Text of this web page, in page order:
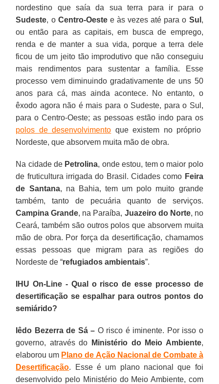
nordestino que saía da sua terra para ir para o
Sudeste, o Centro-Oestee às vezes até para o Sul ,
ou então para as capitais, em busca de emprego,
renda e de manter a sua vida, porque a terra dele
ficou de um jeito tão improdutivo que não conseguiu
mais rendimentos para sustentar a família. Esse
processo vem diminuindo gradativamente de uns 50
anos para cá, mas ainda acontece. No entanto, o
êxodo agora não é mais para o Sudeste, para o Sul,
para o Centro-Oeste; as pessoas estão indo para os
polos de desenvolvimento que existem no próprio
Nordeste, que absorvem muita mão de obra.
Na cidade de Petrolina, onde estou, tem o maior polo
de fruticultura irrigada do Brasil. Cidades como Feira
de Santana, na Bahia, tem um polo muito grande
também, tanto de pecuária quanto de serviços.
Campina Grande, na Paraíba, Juazeiro do Norte, no
Ceará, também são outros polos que absorvem muita
mão de obra. Por força da desertificação, chamamos
essas pessoas que migram para as regiões do
Nordeste de “refugiados ambientais”.
IHU On-Line - Qual o risco de esse processo de
desertificação se espalhar para outros pontos do
semiárido?
Iêdo Bezerra de Sá – O risco é iminente. Por isso o
governo, através do Ministério do Meio Ambiente,
elaborou um Plano de Ação Nacional de Combate à
Desertificação. Esse é um plano nacional que foi
desenvolvido pelo Ministério do Meio Ambiente, com